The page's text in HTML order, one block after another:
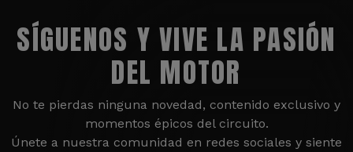
SÍGUENOS Y VIVE LA PASIÓN
DEL MOTOR
No te pierdas ninguna novedad, contenido exclusivo y
momentos épicos del circuito.
Únete a nuestra comunidad en redes sociales y siente